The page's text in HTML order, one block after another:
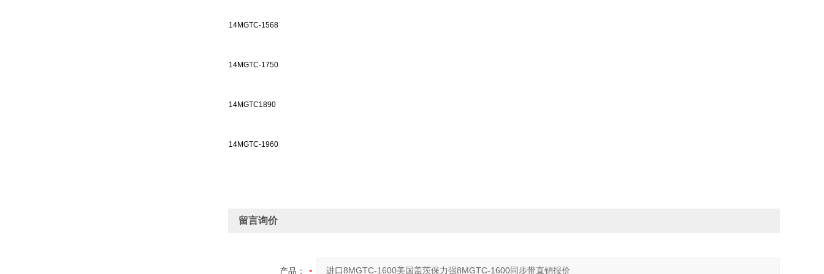
14MGTC-1568
14MGTC-1750
14MGTC1890
14MGTC-1960
留言询价
产品：